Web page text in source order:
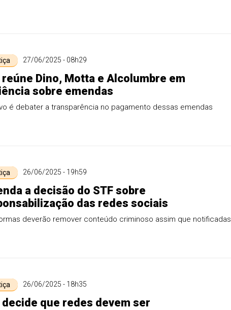
27/06/2025 - 08h29
reúne Dino, Motta e Alcolumbre em
sobre emendas
é debater a transparência no pagamento dessas emendas
26/06/2025 - 19h59
a decisão do STF sobre
das redes sociais
deverão remover conteúdo criminoso assim que notificadas
26/06/2025 - 18h35
decide que redes devem ser